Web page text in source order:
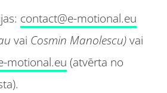
contact@e-motional.eu
vai Cosmin Manolescu)vai
motional.eu (atvērta no